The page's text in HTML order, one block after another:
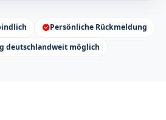
Persönliche Rückmeldung
deutschlandweit möglich